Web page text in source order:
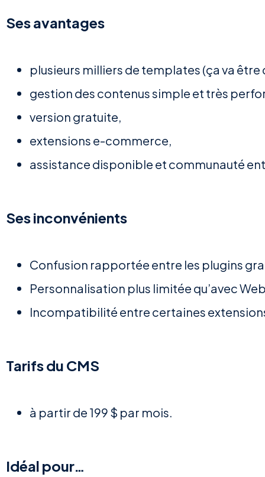
Ses avantages
plusieurs milliers de templates (ça va être
gestion des contenus simple et très
version gratuite,
extensions e-commerce,
assistance disponible et communauté
Ses inconvénients
Confusion rapportée entre les plugins
Personnalisation plus limitée qu’avec
Incompatibilité entre certaines
Tarifs du CMS
à partir de 199 $ par mois.
Idéal pour…